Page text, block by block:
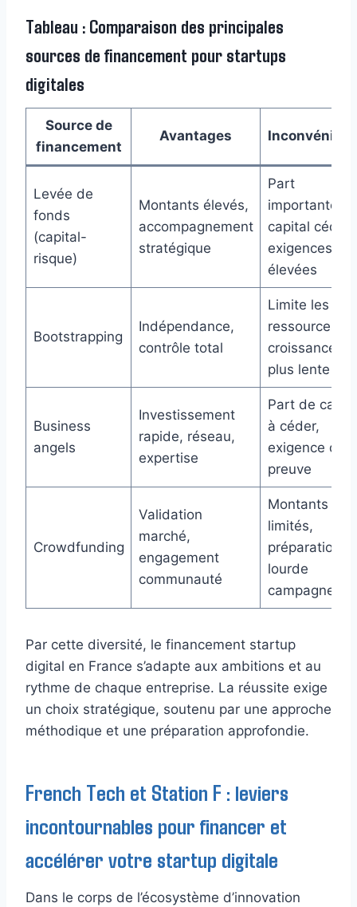
Tableau : Comparaison des principales
sources de financement pour startups
digitales
Source de
financement
Avantages
Levée de
fonds
(capital-
risque)
Montants élevés,
accompagnement
stratégique
Part
importante
capital cédée,
exigences
élevées
Bootstrapping
Indépendance,
contrôle total
Limite les
ressources,
croissance
plus lente
Business
angels
Investissement
rapide, réseau,
expertise
Part de
à céder,
exigence de
preuve
Crowdfunding
Validation
marché,
engagement
communauté
Montants
limités,
préparation
lourde
campagne
Par cette diversité, le financement startup
digital en France s’adapte aux ambitions et au
rythme de chaque entreprise. La réussite exige
un choix stratégique, soutenu par une approche
méthodique et une préparation approfondie.
French Tech et Station F : leviers
incontournables pour financer et
accélérer votre startup digitale
Dans le corps de l’écosystème d’innovation